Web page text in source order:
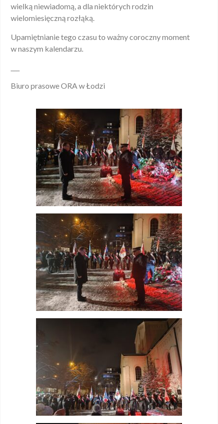
wielką niewiadomą, a dla niektórych rodzin
wielomiesięczną rozłąką.
Upamiętnianie tego czasu to ważny coroczny moment
w naszym kalendarzu.
Biuro prasowe ORA w Łodzi